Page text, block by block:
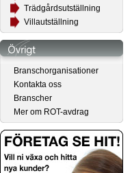
Trädgårdsutställning
Villautställning
Branschorganisationer
Kontakta oss
Branscher
Mer om ROT-avdrag